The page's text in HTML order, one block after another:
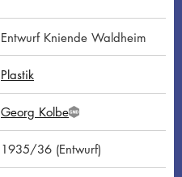
Entwurf Kniende Waldheim
Plastik
Georg KolbeG
N
D
1935/36 (Entwurf)